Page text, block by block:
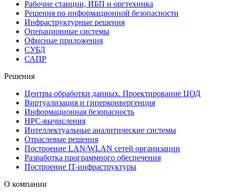
Рабочие станции, ИБП и оргтехника
Решения по информационной безопасности
Инфраструктурные решения
Операционные системы
Офисные приложения
СУБД
САПР
Решения
Центры обработки данных. Проектирование ЦОД
Виртуализация и гиперконвергенция
Информационная безопасность
HPC-вычисления
Интеллектуальные аналитические системы
Отраслевые решения
Построение LAN/WLAN сетей организации
Разработка программного обеспечения
Построение IT-инфраструктуры
О компании